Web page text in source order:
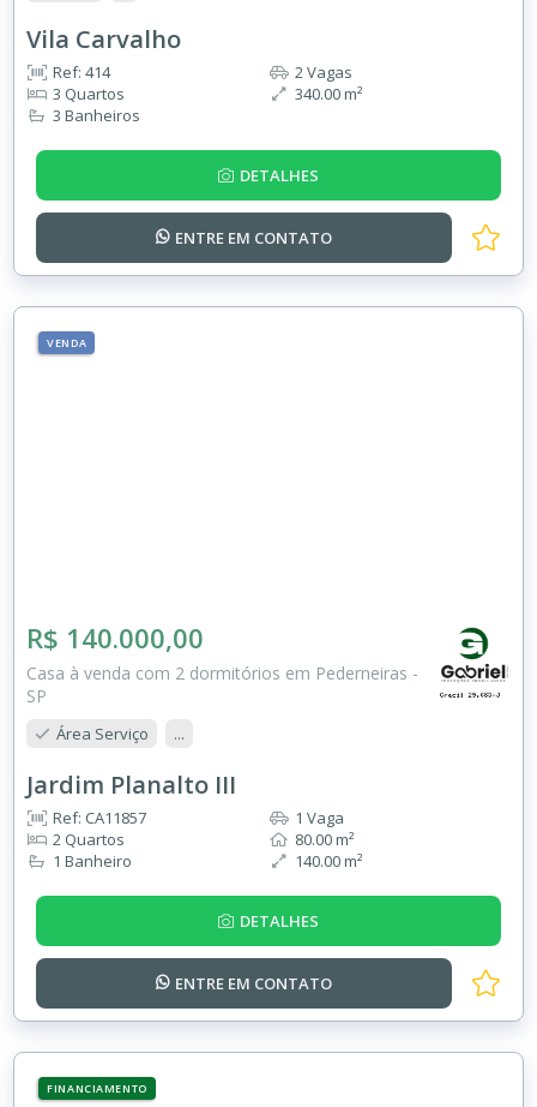
Vila Carvalho
Ref: 414
3 Quartos
3 Banheiros
2 Vagas
340.00 m²
DETALHES
ENTRE EM CONTATO
VENDA
R$ 140.000,00
Casa à venda com 2 dormitórios em Pederneiras -
SP
Área Serviço ...
Jardim Planalto III
Ref: CA11857
2 Quartos
1 Banheiro
1 Vaga
80.00 m²
140.00 m²
DETALHES
ENTRE EM CONTATO
FINANCIAMENTO